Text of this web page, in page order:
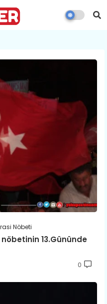
Nöbeti
13.Gününde
0